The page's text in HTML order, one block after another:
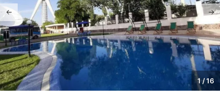
1 / 16